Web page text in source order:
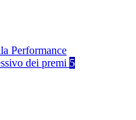
Performance
dei premi 5